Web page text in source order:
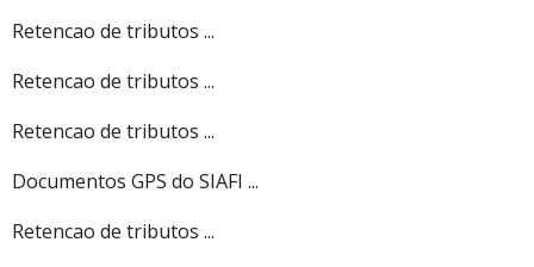
Retencao de tributos ...
Retencao de tributos ...
Retencao de tributos ...
Documentos GPS do SIAFI ...
Retencao de tributos ...